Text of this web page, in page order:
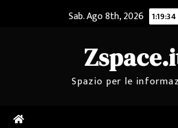
Sab. Ago 8th, 2026
Spazio per le